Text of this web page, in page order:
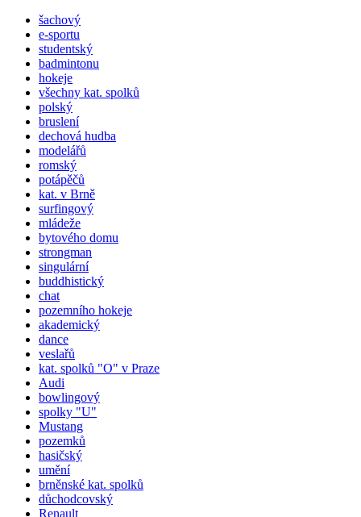
šachový
e-sportu
studentský
badmintonu
hokeje
všechny kat. spolků
polský
bruslení
dechová hudba
modelářů
romský
potápěčů
kat. v Brně
surfingový
mládeže
bytového domu
strongman
singulární
buddhistický
chat
pozemního hokeje
akademický
dance
veslařů
kat. spolků "O" v Praze
Audi
bowlingový
spolky "U"
Mustang
pozemků
hasičský
umění
brněnské kat. spolků
důchodcovský
Renault